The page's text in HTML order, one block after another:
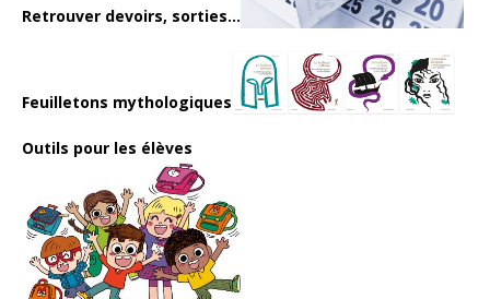
Retrouver devoirs, sorties...
Feuilletons mythologiques
Outils pour les élèves